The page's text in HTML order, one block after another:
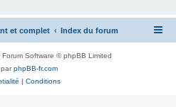
et complet Index du forum
Forum Software © phpBB Limited
parphpBB-fr.com
| Conditions